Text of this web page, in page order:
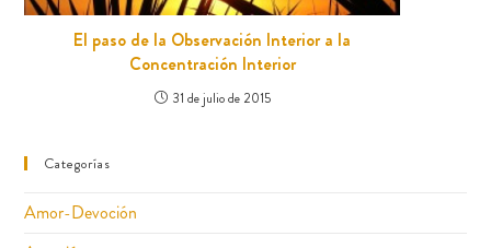
El paso de la Observación Interior a la
Concentración Interior
31 de julio de 2015
Categorías
Amor-Devoción